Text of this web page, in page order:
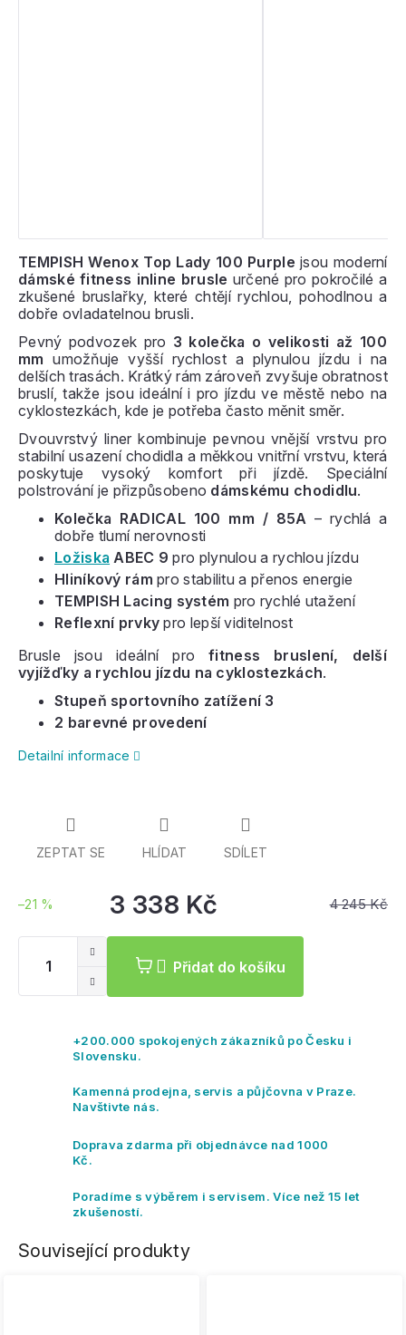
4 245 Kč
–21 % 3 338 Kč
cena:
Přidat do košíku
TEMPISH Wenox Top Lady 100 Purplejsou moderní
dámské fitness inline brusle určené pro pokročilé a
zkušené bruslařky, které chtějí rychlou, pohodlnou a
dobře ovladatelnou brusli.
Pevný podvozek pro 3 kolečka o velikosti až 100
mm umožňuje vyšší rychlost a plynulou jízdu i na
delších trasách. Krátký rám zároveň zvyšuje obratnost
bruslí, takže jsou ideální i pro jízdu ve městě nebo na
cyklostezkách, kde je potřeba často měnit směr.
Dvouvrstvý liner kombinuje pevnou vnější vrstvu pro
stabilní usazení chodidla a měkkou vnitřní vrstvu, která
poskytuje vysoký komfort při jízdě. Speciální
polstrování je přizpůsobeno dámskému chodidlu.
Kolečka RADICAL 100 mm / 85A – rychlá a
dobře tlumí nerovnosti
Ložiska ABEC 9 pro plynulou a rychlou jízdu
Hliníkový rám pro stabilitu a přenos energie
TEMPISH Lacing systém pro rychlé utažení
Reflexní prvky pro lepší viditelnost
Brusle jsou ideální profitness bruslení, delší
vyjížďky a rychlou jízdu na cyklostezkách.
Stupeň sportovního zatížení 3
2 barevné provedení
Detailní informace
ZEPTAT SE HLÍDAT SDÍLET
+200.000 spokojených zákazníků po Česku i
Slovensku.
Kamenná prodejna, servis a půjčovna v Praze.
Navštivte nás.
Doprava zdarma při objednávce nad 1000
Kč.
Poradíme s výběrem i servisem. Více než 15 let
zkušeností.
Související produkty